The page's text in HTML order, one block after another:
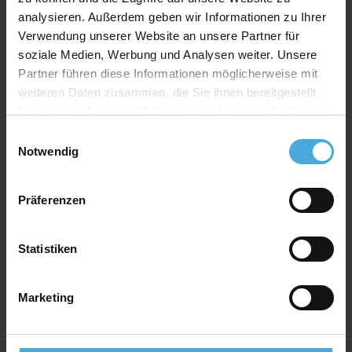
analysieren. Außerdem geben wir Informationen zu Ihrer
Verwendung unserer Website an unsere Partner für
soziale Medien, Werbung und Analysen weiter. Unsere
Partner führen diese Informationen möglicherweise mit
weiteren Daten zusammen, die Sie ihnen bereitgestellt
Notwendig
Präferenzen
Statistiken
Marketing
Produkt Spezifikationen
Print:FineArt Giclée Digitaldruck auf EYEfine®
baryt
Bilderrahmen Material: Massives MDF Holz mit
Premium Ummantelung
montierten Wechselklammern
Aufhänger: